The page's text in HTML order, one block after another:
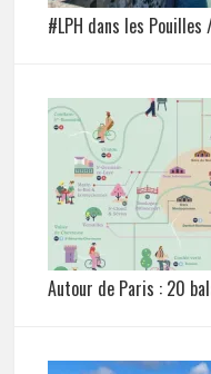
#LPH dans les Pouilles
Autour de Paris : 20